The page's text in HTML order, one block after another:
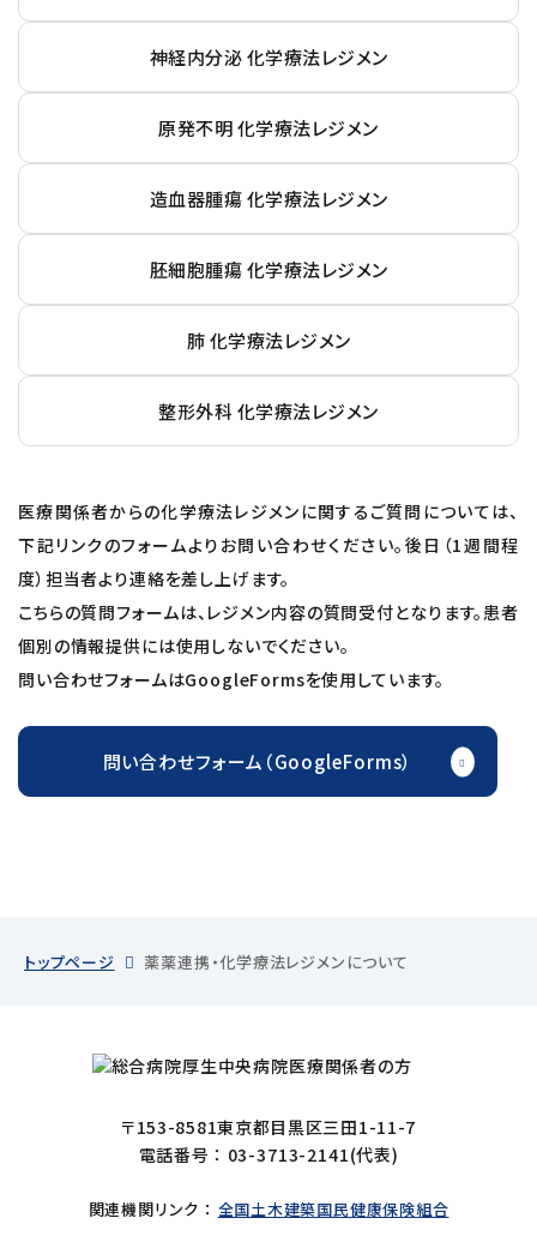
神経内分泌 化学療法レジメン
原発不明 化学療法レジメン
造血器腫瘍 化学療法レジメン
胚細胞腫瘍 化学療法レジメン
肺 化学療法レジメン
整形外科 化学療法レジメン
医療関係者からの化学療法レジメンに関するご質問については、
下記リンクのフォームよりお問い合わせください。後日（1週間程
度）担当者より連絡を差し上げます。
こちらの質問フォームは、レジメン内容の質問受付となります。患者
個別の情報提供には使用しないでください。
問い合わせフォームはGoogleFormsを使用しています。
問い合わせフォーム（GoogleForms）
トップページ 薬薬連携・化学療法レジメンについて
〒153-8581東京都目黒区三田1-11-7
電話番号 ： 03-3713-2141(代表)
関連機関リンク ： 全国土木建築国民健康保険組合